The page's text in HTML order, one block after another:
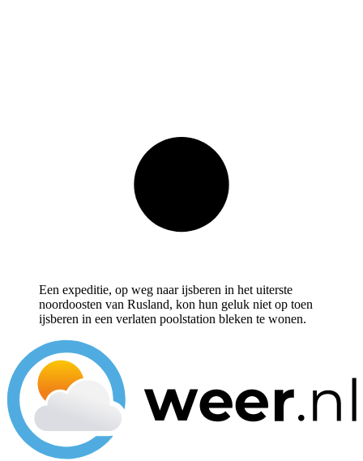
Een expeditie, op weg naar ijsberen in het uiterste
noordoosten van Rusland, kon hun geluk niet op toen
ijsberen in een verlaten poolstation bleken te wonen.